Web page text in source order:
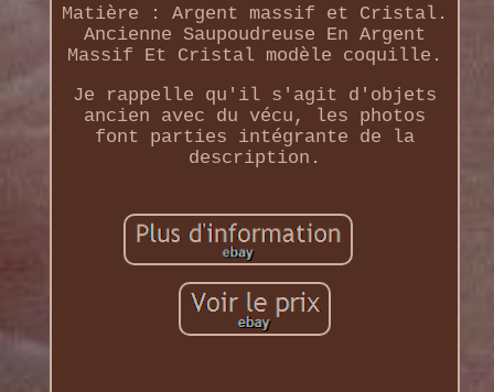
Matière : Argent massif et Cristal.
Ancienne Saupoudreuse En Argent
Massif Et Cristal modèle coquille.
Je rappelle qu'il s'agit d'objets
ancien avec du vécu, les photos
font parties intégrante de la
description.